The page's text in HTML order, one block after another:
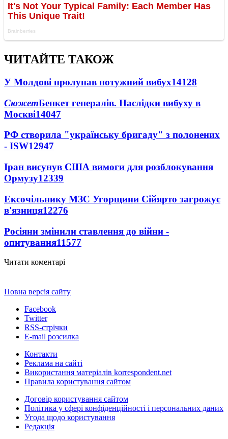
ЧИТАЙТЕ ТАКОЖ
У Молдові пролунав потужний вибух14128
СюжетБенкет генералів. Наслідки вибуху в
Москві14047
РФ створила "українську бригаду" з полонених
- ISW12947
Іран висунув США вимоги для розблокування
Ормузу12339
Ексочільнику МЗС Угорщини Сійярто загрожує
в'язниця12276
Росіяни змінили ставлення до війни -
опитування11577
Читати коментарі
Повна версія сайту
Facebook
Twitter
RSS-стрічки
E-mail розсилка
Контакти
Реклама на сайті
Використання матеріалів korrespondent.net
Правила користування сайтом
Договір користування сайтом
Політика у сфері конфіденційності і персональних даних
Угода щодо користування
Редакція